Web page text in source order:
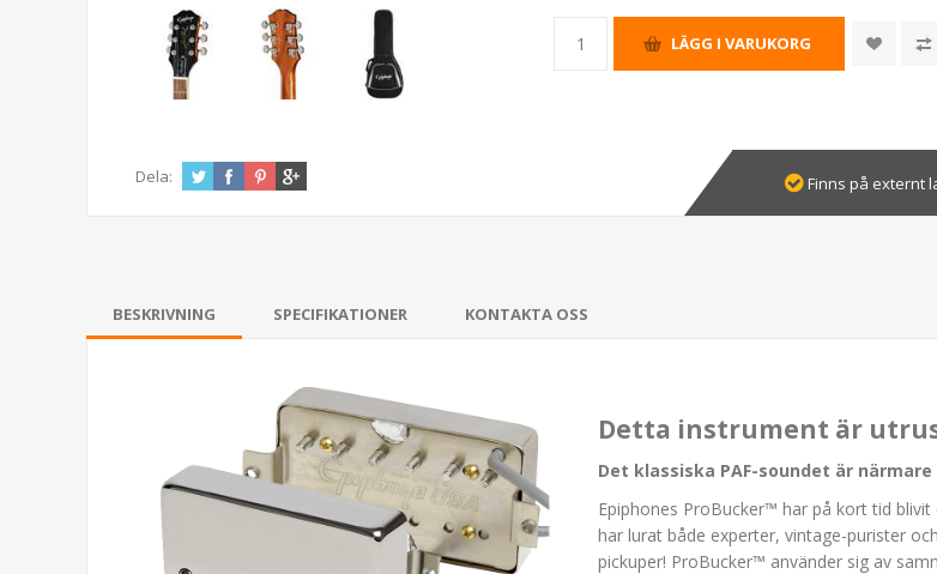
Dela: Finns på externt
BESKRIVNING SPECIFIKATIONER KONTAKTA OSS
Detta instrument är
Det klassiska PAF-soundet är
Epiphones ProBucker™ har på kort tid
har lurat både experter, vintage-purister
pickuper! ProBucker™ använder sig av